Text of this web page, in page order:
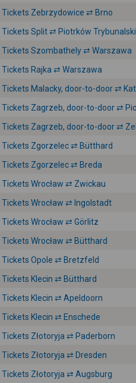
Tickets Zebrzydowice ⇄ Brno
Tickets Split ⇄ Piotrków Trybunalski
Tickets Szombathely ⇄ Warszawa
Tickets Rajka ⇄ Warszawa
Tickets Malacky, door-to-door ⇄
Tickets Zagrzeb, door-to-door ⇄
Tickets Zagrzeb, door-to-door ⇄
Tickets Zgorzelec ⇄ Bütthard
Tickets Zgorzelec ⇄ Breda
Tickets Wrocław ⇄ Zwickau
Tickets Wrocław ⇄ Ingolstadt
Tickets Wrocław ⇄ Görlitz
Tickets Wrocław ⇄ Bütthard
Tickets Opole ⇄ Bretzfeld
Tickets Klecin ⇄ Bütthard
Tickets Klecin ⇄ Apeldoorn
Tickets Klecin ⇄ Enschede
Tickets Złotoryja ⇄ Paderborn
Tickets Złotoryja ⇄ Dresden
Tickets Złotoryja ⇄ Augsburg